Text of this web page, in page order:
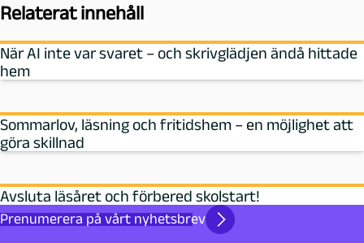
Relaterat innehåll
När AI inte var svaret – och skrivglädjen ändå hittade
hem
Sommarlov, läsning och fritidshem – en möjlighet att
göra skillnad
Avsluta läsåret och förbered skolstart!
Prenumerera på vårt nyhetsbrev